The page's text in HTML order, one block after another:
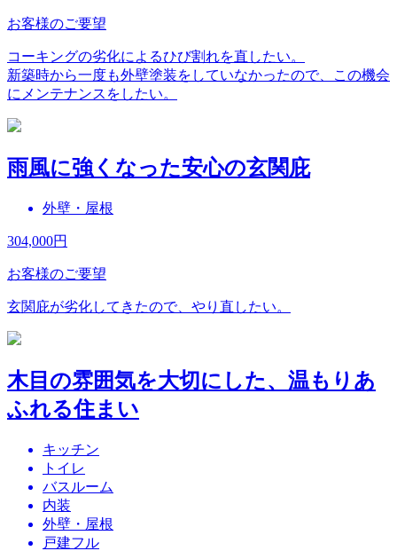
お客様のご要望
コーキングの劣化によるひび割れを直したい。
新築時から一度も外壁塗装をしていなかったので、この機会
にメンテナンスをしたい。
雨風に強くなった安心の玄関庇
外壁・屋根
304,000円
お客様のご要望
玄関庇が劣化してきたので、やり直したい。
木目の雰囲気を大切にした、温もりあ
ふれる住まい
キッチン
トイレ
バスルーム
内装
外壁・屋根
戸建フル